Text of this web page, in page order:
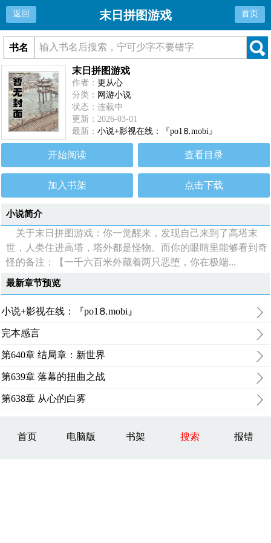
返回 末日拼图游戏 首页
书名
末日拼图游戏
作者： 更从心
分类： 网游小说
状态：连载中
更新：2026-03-01
最新：小说+影视在线：『po1⒏mоbi』
开始阅读 查看目录
加入书架 点击下载
小说简介
关于末日拼图游戏：你一觉醒来，发现自己来到了高塔末
世，人类住进高塔，塔外都是怪物。而你的眼睛里能够看到奇
怪的备注：【一千六百米外藏着两只恶堕，你在极端...
最新章节预览
小说+影视在线：『po1⒏mоbi』
完本感言
第640章 结局章：新世界
第639章 落幕的扭曲之战
第638章 从心的白雾
首页 电脑版 书架 搜索 报错